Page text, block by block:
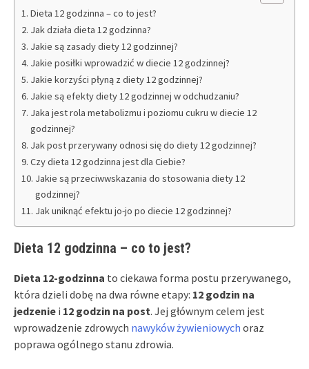
Dieta 12 godzinna – co to jest?
Jak działa dieta 12 godzinna?
Jakie są zasady diety 12 godzinnej?
Jakie posiłki wprowadzić w diecie 12 godzinnej?
Jakie korzyści płyną z diety 12 godzinnej?
Jakie są efekty diety 12 godzinnej w odchudzaniu?
Jaka jest rola metabolizmu i poziomu cukru w diecie 12
godzinnej?
Jak post przerywany odnosi się do diety 12 godzinnej?
Czy dieta 12 godzinna jest dla Ciebie?
Jakie są przeciwwskazania do stosowania diety 12
godzinnej?
Jak uniknąć efektu jo-jo po diecie 12 godzinnej?
Dieta 12 godzinna – co to jest?
Dieta 12-godzinna to ciekawa forma postu przerywanego,
która dzieli dobę na dwa równe etapy: 12 godzin na
jedzenie i 12 godzin na post. Jej głównym celem jest
wprowadzenie zdrowych nawyków żywieniowych oraz
poprawa ogólnego stanu zdrowia.